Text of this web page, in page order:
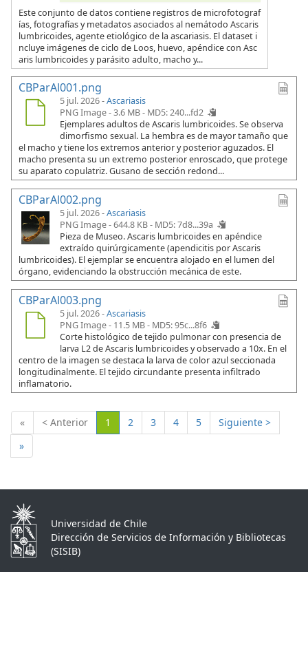
Este conjunto de datos contiene registros de microfotograf
ías, fotografías y metadatos asociados al nemátodo Ascaris
lumbricoides, agente etiológico de la ascariasis. El dataset i
ncluye imágenes de ciclo de Loos, huevo, apéndice con Asc
aris lumbricoides y parásito adulto, macho y...
CBParAl001.png
5 jul. 2026 -Ascariasis
PNG Image - 3.6 MB - MD5: 240...fd2
Ejemplares adultos de Ascaris lumbricoides. Se observa
dimorfismo sexual. La hembra es de mayor tamaño que
el macho y tiene los extremos anterior y posterior aguzados. El
macho presenta su un extremo posterior enroscado, que protege
su aparato copulatriz. Gusano de sección redond...
CBParAl002.png
5 jul. 2026 -Ascariasis
PNG Image - 644.8 KB - MD5: 7d8...39a
Pieza de Museo. Ascaris lumbricoides en apéndice
extraído quirúrgicamente (apendicitis por Ascaris
lumbricoides). El ejemplar se encuentra alojado en el lumen del
órgano, evidenciando la obstrucción mecánica de este.
CBParAl003.png
5 jul. 2026 -Ascariasis
PNG Image - 11.5 MB - MD5: 95c...8f6
Corte histológico de tejido pulmonar con presencia de
larva L2 de Ascaris lumbricoides y observado a 10x. En el
centro de la imagen se destaca la larva de color azul seccionada
longitudinalmente. El tejido circundante presenta infiltrado
inflamatorio.
« < Anterior 1 (Actual)
2 3 4 5
Siguiente >
»
Universidad de Chile
Dirección de Servicios de Información y Bibliotecas
(SISIB)